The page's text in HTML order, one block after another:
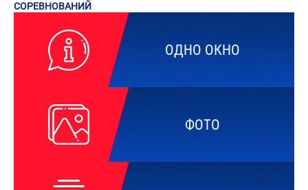
ОДНО ОКНО
ФОТО
СОРЕВНОВАНИЙ